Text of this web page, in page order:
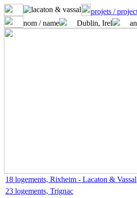
projets /
nom / name
Dublin, Irel
18 logements, Rixheim - Lacaton & Vassal
23 logements, Trignac